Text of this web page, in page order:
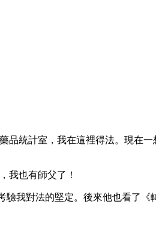
品統計室，我在這裡得法。現在
我也有師父了！
我對法的堅定。後來他也看了《